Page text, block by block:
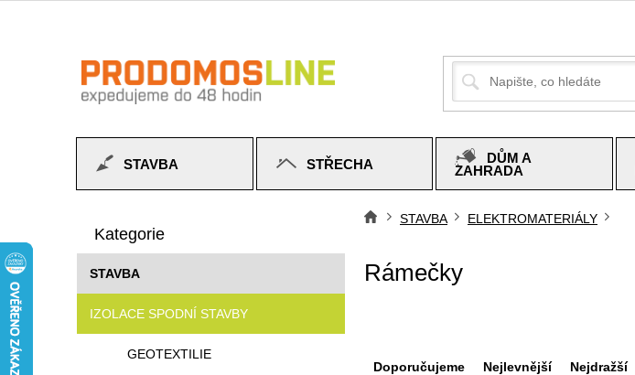
STAVBA STŘECHA
DŮM A
ZAHRADA
t
a
n
kategorie
Kategorie
STAVBA
IZOLACE SPODNÍ STAVBY
GEOTEXTILIE
STAVBA ELEKTROMATERIÁLY
Rámečky
Doporučujeme Nejlevnější Nejdražší